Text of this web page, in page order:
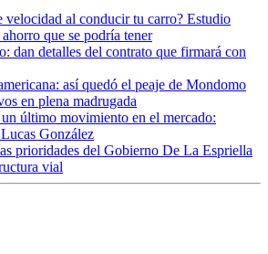
velocidad al conducir tu carro? Estudio
que se podría tener
dan detalles del contrato que firmará con
así quedó el peaje de Mondomo
en plena madrugada
último movimiento en el mercado:
González
prioridades del Gobierno De La Espriella
vial